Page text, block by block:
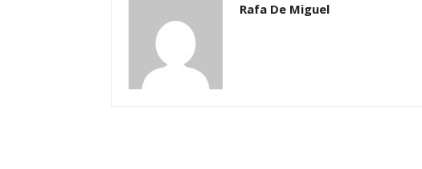
Rafa De Miguel